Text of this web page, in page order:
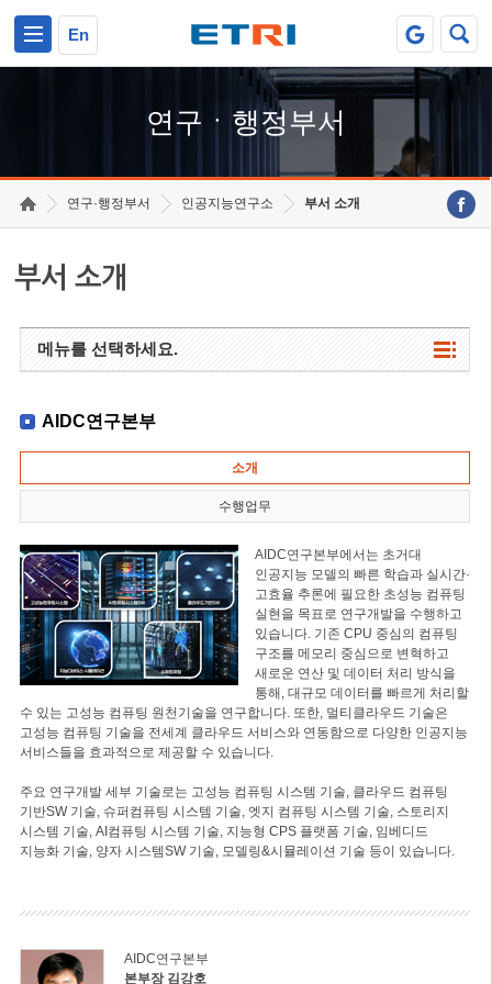
En
연구ㆍ행정부서
연구·행정부서 인공지능연구소 부서 소개
부서 소개
메뉴를 선택하세요.
AIDC연구본부
소개
수행업무
AIDC연구본부에서는 초거대
인공지능 모델의 빠른 학습과 실시간·
고효율 추론에 필요한 초성능 컴퓨팅
실현을 목표로 연구개발을 수행하고
있습니다. 기존 CPU 중심의 컴퓨팅
구조를 메모리 중심으로 변혁하고
새로운 연산 및 데이터 처리 방식을
통해, 대규모 데이터를 빠르게 처리할
수 있는 고성능 컴퓨팅 원천기술을 연구합니다. 또한, 멀티클라우드 기술은
고성능 컴퓨팅 기술을 전세계 클라우드 서비스와 연동함으로 다양한 인공지능
서비스들을 효과적으로 제공할 수 있습니다.
주요 연구개발 세부 기술로는 고성능 컴퓨팅 시스템 기술, 클라우드 컴퓨팅
기반SW 기술, 슈퍼컴퓨팅 시스템 기술, 엣지 컴퓨팅 시스템 기술, 스토리지
시스템 기술, AI컴퓨팅 시스템 기술, 지능형 CPS 플랫폼 기술, 임베디드
지능화 기술, 양자 시스템SW 기술, 모델링&시뮬레이션 기술 등이 있습니다.
AIDC연구본부
본부장 김강호